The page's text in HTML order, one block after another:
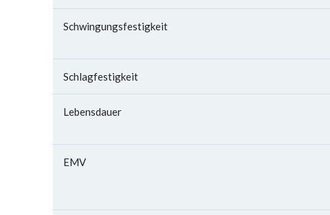
Schwingungsfestigkeit
Schlagfestigkeit
Lebensdauer
EMV